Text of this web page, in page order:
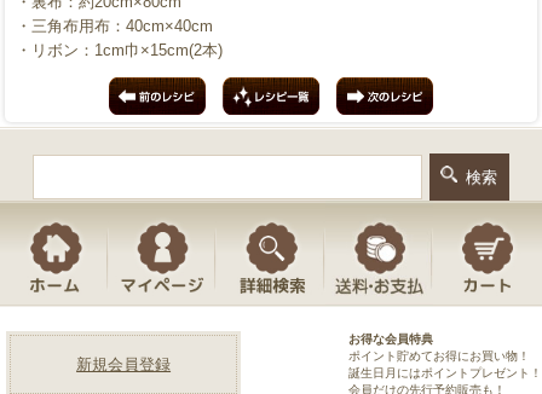
・三角布用布：40cm×40cm
・リボン：1cm巾×15cm(2本)
新規会員登録
お得な会員特典
ポイント貯めてお得にお買い物！
誕生日月にはポイントプレゼント！
会員だけの先行予約販売も！